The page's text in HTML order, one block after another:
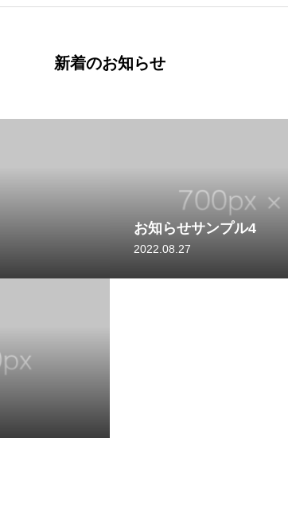
新着のお知らせ
お知らせサンプル4
2022.08.27